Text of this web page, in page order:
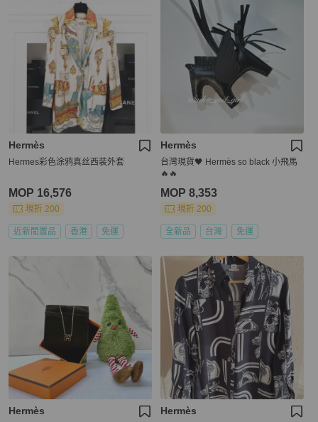
Hermès
Hermes彩色涂鸦真丝西装外套
MOP 16,576
現折 200
近新閒置品 香港 免運
Hermès
台灣現貨🖤 Hermès so black 小飛馬
🔥🔥
MOP 8,353
現折 200
全新品 台灣 免運
Hermès Hermès